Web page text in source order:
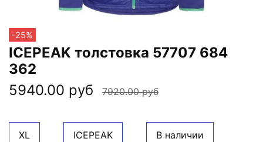
-25%
ICEPEAK толстовка 57707 684
362
5940.00 руб
7920.00 руб
XL ICEPEAK В наличии